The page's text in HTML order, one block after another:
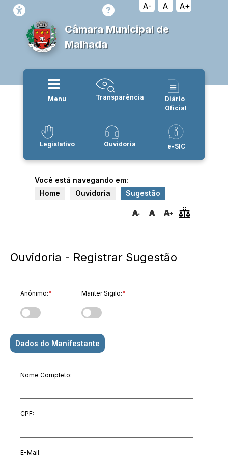
A- A A+
Câmara Municipal de
Malhada
Menu Transparência
Diário
Oficial
Legislativo Ouvidoria e-SIC
Você está navegando em:
Home
Ouvidoria Sugestão
Ouvidoria - Registrar Sugestão
Anônimo:* Manter Sigilo:*
Dados do Manifestante
Nome Completo:
CPF:
E-Mail: